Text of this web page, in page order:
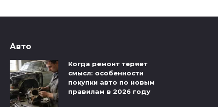
Авто
Когда ремонт теряет
смысл: особенности
покупки авто по новым
правилам в 2026 году